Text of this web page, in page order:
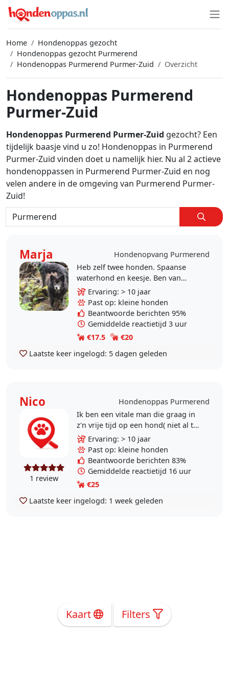
Home
Hondenoppas gezocht
Hondenoppas gezocht Purmerend
Hondenoppas Purmerend Purmer-Zuid
Overzicht
Hondenoppas Purmerend
Purmer-Zuid
Hondenoppas Purmerend Purmer-Zuid gezocht? Een
tijdelijk baasje vind u zo! Hondenoppas in Purmerend
Purmer-Zuid vinden doet u namelijk hier. Nu al 2 actieve
hondenoppassen in Purmerend Purmer-Zuid en nog
velen andere in de omgeving van Purmerend Purmer-
Zuid!
Marja
Hondenopvang Purmerend
Heb zelf twee honden. Spaanse
waterhond en keesje. Ben van
nature rustig en geduldig. Vind het
belangrijk dat een hond zijn
energie kwijt kan en..
Ervaring: > 10 jaar
Past op: kleine honden
Beantwoorde berichten 95%
Gemiddelde reactietijd 3 uur
€17.5
€20
Laatste keer ingelogd: 5 dagen geleden
Nico Hondenoppas Purmerend
1 review
Ik ben een vitale man die graag in
z'n vrije tijd op een hond( niet al te
groot) wil passen,Ik werk niet meer
en wil doordeweeks heel graag
een..
Ervaring: > 10 jaar
Past op: kleine honden
Beantwoorde berichten 83%
Gemiddelde reactietijd 16 uur
€25
Laatste keer ingelogd: 1 week geleden
Kaart Filters